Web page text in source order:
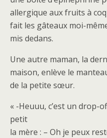
allergique aux fruits à
fait les gâteaux moi-
mis dedans.
Une autre maman, la
maison, enlève le
de la petite sœur.
« -Heuuu, c’est un drop-
petit
la mère : – Oh je peux